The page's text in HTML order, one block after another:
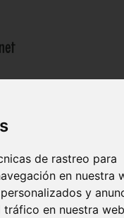
de rastreo para
en nuestra
y
tráfico en nuestra